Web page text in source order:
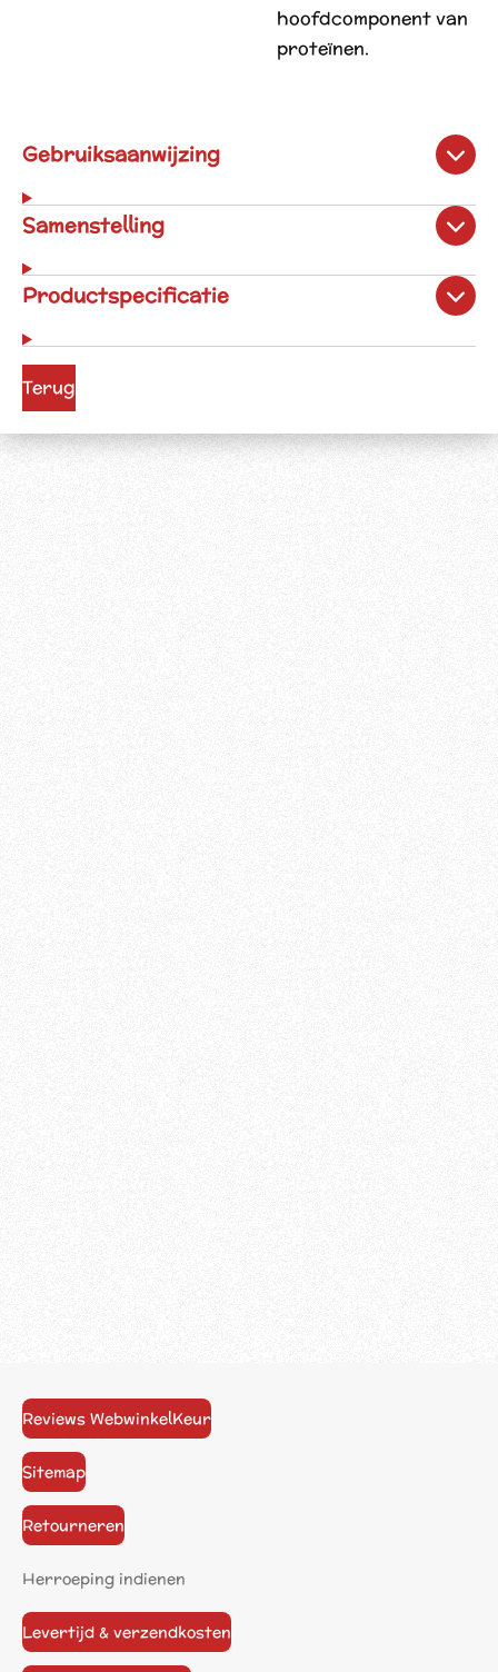
hoofdcomponent van
proteïnen.
Gebruiksaanwijzing
Samenstelling
Productspecificatie
Terug
Reviews WebwinkelKeur
Sitemap
Retourneren
Herroeping indienen
Levertijd & verzendkosten